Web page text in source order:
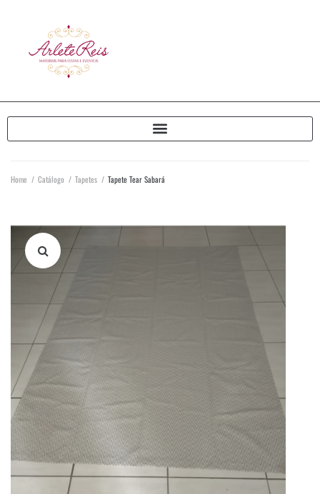
Home / Catálogo / Tapetes / Tapete Tear Sabará